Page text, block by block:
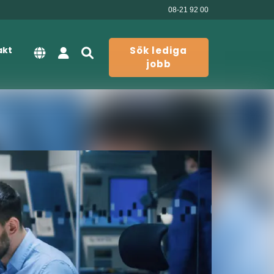
08-21 92 00
Sök lediga
jobb